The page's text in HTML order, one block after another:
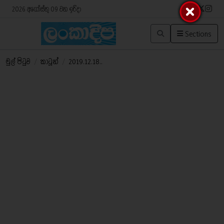
2026 අගෝස්තු 09 වන ඉරිදා
Sections
මුල් පිටුව කාටූන් 2019.12.18..